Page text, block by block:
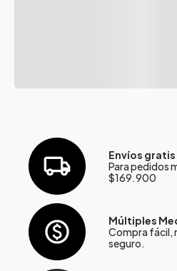
Envíos gratis
Para pedidos
$169.900
Múltiples
Compra fácil,
seguro.